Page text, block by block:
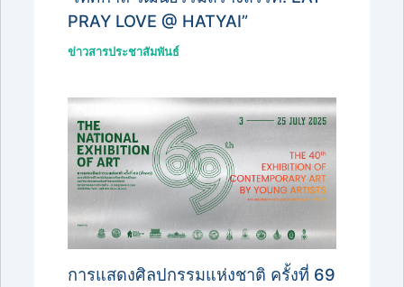
PRAY LOVE @ HATYAI”
ข่าวสารประชาสัมพันธ์
การแสดงศิลปกรรมแห่งชาติ ครั้งที่ 69